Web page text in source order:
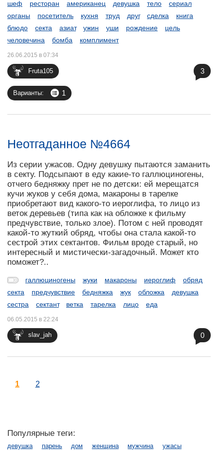
шеф
ресторан американец девушка тело
сериал
органы
посетитель кухня труд друг сделка
книга
блюдо
секта азиат ужин уши рождение
цель
человечина
бомба комплимент
Fruta105
26.06.2015 в 07:34
Варианты: 1
3
Неотгаданное №4664
Из серии ужасов. Одну девушку пытаются заманить
в секту. Подсыпают в еду какие-то галлюциногены,
отчего бедняжку прет не по детски: ей мерещатся
кучи жуков у себя дома, макароны в тарелке
приобретают вид какого-то иероглифа, то лицо из
веток деревьев (типа как на обложке к фильму
предчувствие, только злое). Потом с ней проводят
какой-то жуткий обряд, чтобы она стала какой-то
сестрой этих сектантов. Фильм вроде старый, но
интересный и мистически-загадочный. Может кто
поможет?..
галлюциногены жуки макароны иероглиф
обряд
секта
предчувствие бедняжка жук обложка
девушка
сестра
сектант ветка тарелка лицо еда
slav_jah
06.05.2015 в 22:24
0
1 2
Популярные теги:
девушка парень дом женщина мужчина ужасы